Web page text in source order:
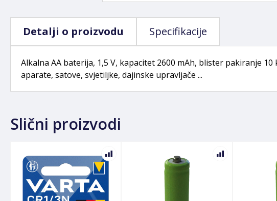
Detalji o proizvodu Specifikacije
Alkalna AA baterija, 1,5 V, kapacitet 2600 mAh, blister pakiranje
aparate, satove, svjetiljke, dajinske upravljače ...
Slični proizvodi